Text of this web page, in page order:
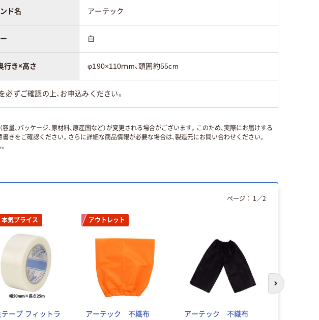
ド名 アーテック
白
行き×高さ φ190×110ｍm、頭囲約55cm
必ずご確認の上、お申込みください。
、パッケージ、原材料、原産国など）が変更される場合がございます。このため、実際にお届けする
をご確認ください。さらに詳細な商品情報が必要な場合は、製造元にお問い合わせください。
本気プライス
ープ フィットラ
アウトレット
アーテック 不織布
アーテック 不織布
ページ： 1 ／2
次のスライド